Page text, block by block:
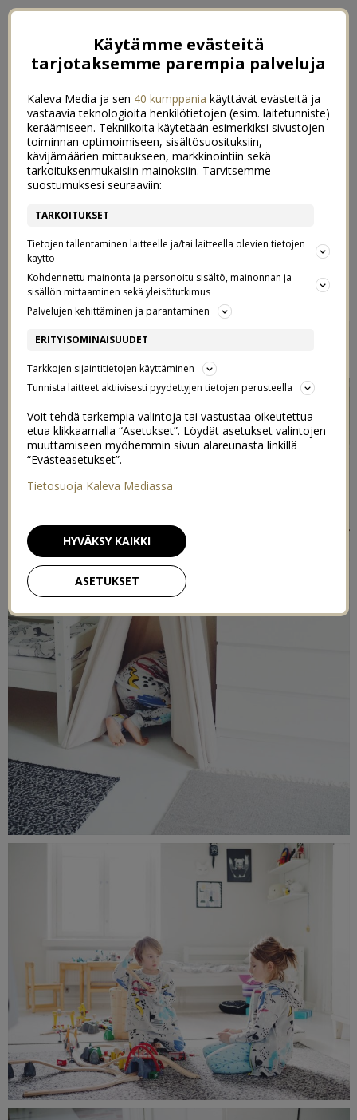
VIIHTYVYYSVINKKI
Käytämme evästeitä
tarjotaksemme parempia palveluja
Kaleva Media ja sen 40 kumppania käyttävät evästeitä ja
vastaavia teknologioita henkilötietojen (esim. laitetunniste)
keräämiseen. Tekniikoita käytetään esimerkiksi sivustojen
toiminnan optimoimiseen, sisältösuosituksiin,
kävijämäärien mittaukseen, markkinointiin sekä
tarkoituksenmukaisiin mainoksiin. Tarvitsemme
suostumuksesi seuraaviin:
TARKOITUKSET
Tietojen tallentaminen laitteelle ja/tai laitteella olevien tietojen
käyttö
Kohdennettu mainonta ja personoitu sisältö, mainonnan ja
sisällön mittaaminen sekä yleisötutkimus
Palvelujen kehittäminen ja parantaminen
ERITYISOMINAISUUDET
Tarkkojen sijaintitietojen käyttäminen
Tunnista laitteet aktiivisesti pyydettyjen tietojen perusteella
Voit tehdä tarkempia valintoja tai vastustaa oikeutettua
etua klikkaamalla “Asetukset”. Löydät asetukset valintojen
muuttamiseen myöhemmin sivun alareunasta linkillä
“Evästeasetukset”.
Tietosuoja Kaleva Mediassa
ASETUKSET
HYVÄKSY KAIKKI